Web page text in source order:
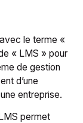
le terme «
« LMS » pour
de gestion
d’une
entreprise.
permet